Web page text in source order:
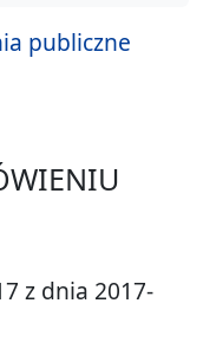
publiczne
z dnia 2017-